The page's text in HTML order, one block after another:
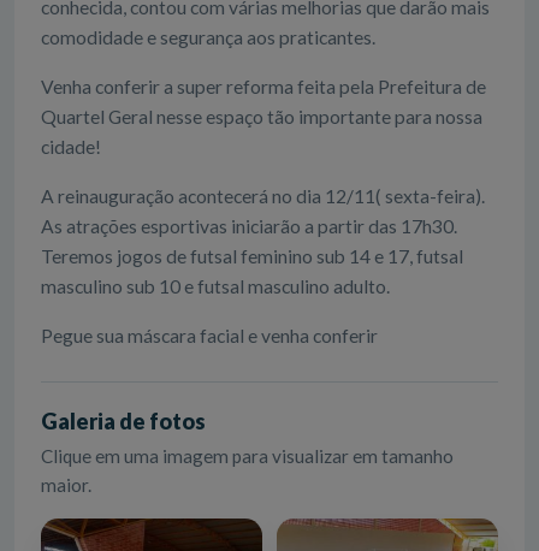
conhecida, contou com várias melhorias que darão mais
comodidade e segurança aos praticantes.
Venha conferir a super reforma feita pela Prefeitura de
Quartel Geral nesse espaço tão importante para nossa
cidade!
A reinauguração acontecerá no dia 12/11( sexta-feira).
As atrações esportivas iniciarão a partir das 17h30.
Teremos jogos de futsal feminino sub 14 e 17, futsal
masculino sub 10 e futsal masculino adulto.
Pegue sua máscara facial e venha conferir
Galeria de fotos
Clique em uma imagem para visualizar em tamanho
maior.